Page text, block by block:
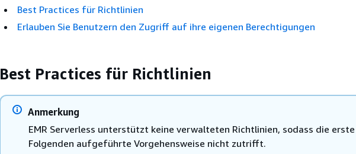
Best Practices für Richtlinien
Erlauben Sie Benutzern den Zugriff auf ihre eigenen Berechtigungen
Best Practices für Richtlinien
Anmerkung
EMR Serverless unterstützt keine verwalteten Richtlinien, sodass die
Folgenden aufgeführte Vorgehensweise nicht zutrifft.